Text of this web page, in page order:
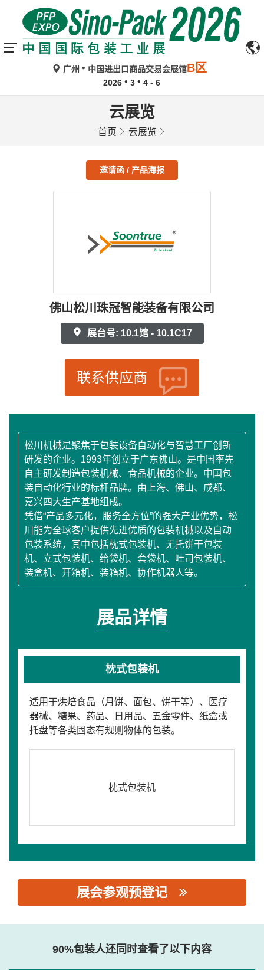
广州 中国进出口商品交易会展馆B区
2026 3 4 - 6
云展览
首页 云展览
邀请函 / 产品海报
佛山松川珠冠智能装备有限公司
展台号: 10.1馆 - 10.1C17
联系供应商
松川机械是聚焦于包装设备自动化与智慧工厂创新
研发的企业。1993年创立于广东佛山。是中国率先
自主研发制造包装机械、食品机械的企业。中国包
装自动化行业的标杆品牌。由上海、佛山、成都、
嘉兴四大生产基地组成。
凭借“产品多元化，服务全方位”的强大产业优势，松
川能为全球客户提供先进优质的包装机械以及自动
包装系统，其中包括枕式包装机、无托饼干包装
机、立式包装机、给袋机、套袋机、吐司包装机、
装盒机、开箱机、装箱机、协作机器人等。
展品详情
枕式包装机
适用于烘焙食品（月饼、面包、饼干等）、医疗
器械、糖果、药品、日用品、五金零件、纸盒或
托盘等各类固态有规则物体的包装。
枕式包装机
展会参观预登记
90%包装人还同时查看了以下内容